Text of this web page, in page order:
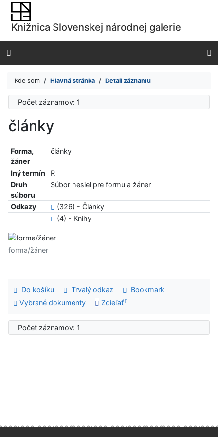
Prejsť na obsah
Prejsť na menu
Prehlásenie o webovej prístupnosti
Knižnica Slovenskej národnej galerie
Kde som Hlavná stránka Detail záznamu
Počet záznamov: 1
články
Forma,
žáner
články
Iný termín
R
Druh
súboru
Súbor hesiel pre formu a žáner
Odkazy
(326) - Články
(4) - Knihy
forma/žáner
Do košíku Trvalý odkaz
Bookmark
Vybrané dokumenty
Zdieľať
Počet záznamov: 1